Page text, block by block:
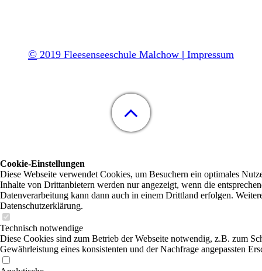
© 2019 Fleesenseeschule Malchow | Impressum
Cookie-Einstellungen
Diese Webseite verwendet Cookies, um Besuchern ein optimales
Inhalte von Drittanbietern werden nur angezeigt, wenn die
Datenverarbeitung kann dann auch in einem Drittland erfolgen.
Datenschutzerklärung.
Technisch notwendige
Diese Cookies sind zum Betrieb der Webseite notwendig, z.B. zum
Gewährleistung eines konsistenten und der Nachfrage angepassten